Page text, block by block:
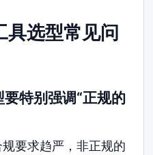
选型常见问
特别强调“正规的
要求趋严，非正规的